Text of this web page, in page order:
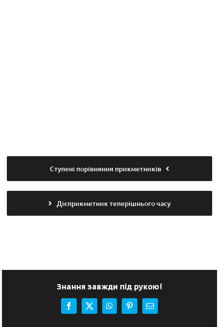
Cтупені порівняння прикметників
Дієприкметник теперішнього часу
Знання завжди під рукою!
Facebook
X WhatsAppPinterest
E-